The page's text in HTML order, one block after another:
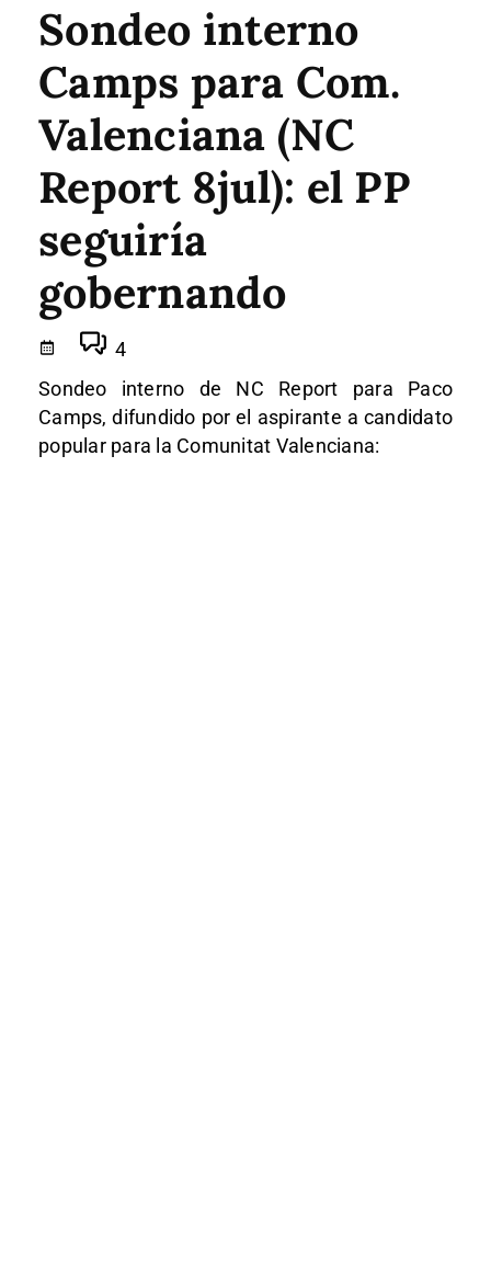
Sondeo interno
Camps para Com.
Valenciana (NC
Report 8jul): el PP
seguiría
gobernando
4
Sondeo interno de NC Report para Paco
Camps, difundido por el aspirante a candidato
popular para la Comunitat Valenciana: